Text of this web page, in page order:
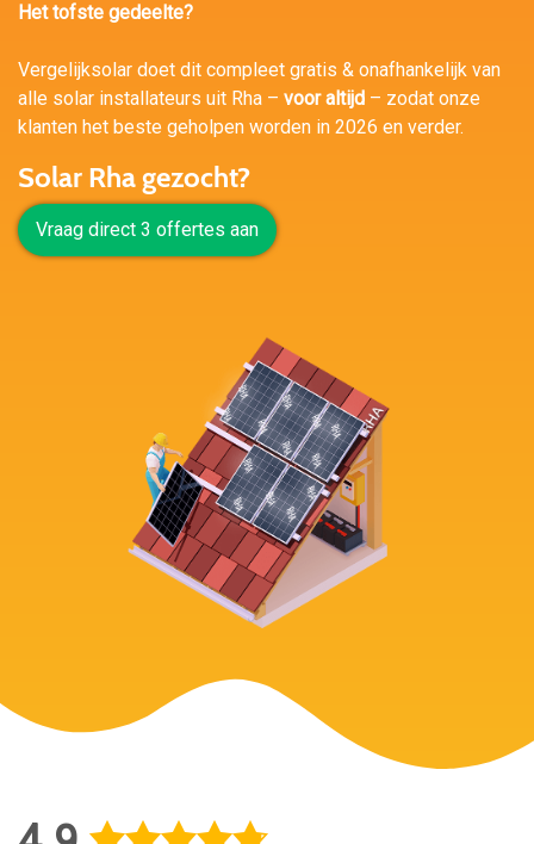
Het tofste gedeelte?
Vergelijksolar doet dit compleet gratis & onafhankelijk van
alle solar installateurs uit Rha – voor altijd – zodat onze
klanten het beste geholpen worden in 2026 en verder.
Solar Rha gezocht?
Vraag direct 3 offertes aan